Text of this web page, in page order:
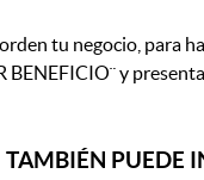
tu negocio, para
BENEFICIO¨ y
TAMBIÉN PUEDE